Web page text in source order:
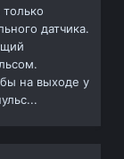
датчика.
на выходе у